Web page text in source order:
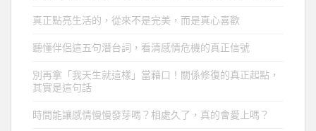
真正點亮生活的，從來不是完美，而是真心喜歡
聽懂伴侶這五句潛台詞，看清感情危機的真正信號
別再拿「我天生就這樣」當藉口！關係修復的真正起點，
其實是這句話
時間能讓感情慢慢發芽嗎？相處久了，真的會愛上嗎？